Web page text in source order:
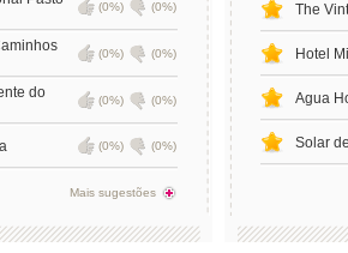
(0%) (0%)
(0%) (0%)
do
(0%) (0%)
(0%) (0%)
Mais sugestões
The
Hotel
Agua
Solar